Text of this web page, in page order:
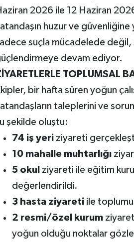
2026 ile 12 Haziran
huzur ve güvenliğine
suçla mücadelede değil,
devam ediyor.
TOPLUMSAL
bir hafta süren yoğun
taleplerini ve
şekilde oluştu:
74 iş yeriziyareti
10 mahalle muhtarlığı
5 okul ziyareti ile eğitim
değerlendirildi.
3 hasta ziyaretiile
2 resmi/özel kurum
yoğun olduğu noktalar